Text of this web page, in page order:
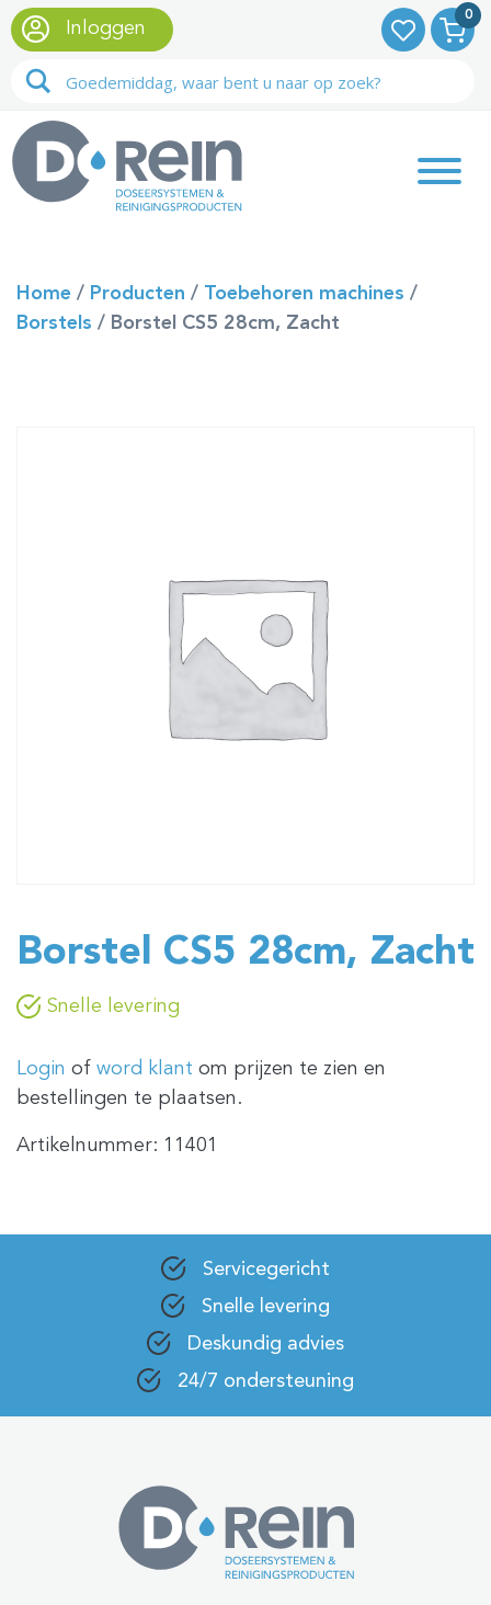
0
Inloggen
Home / Producten / Toebehoren machines /
Borstels / Borstel CS5 28cm, Zacht
Borstel CS5 28cm, Zacht
Snelle levering
Login of word klant om prijzen te zien en
bestellingen te plaatsen.
Artikelnummer: 11401
Servicegericht
Snelle levering
Deskundig advies
24/7 ondersteuning